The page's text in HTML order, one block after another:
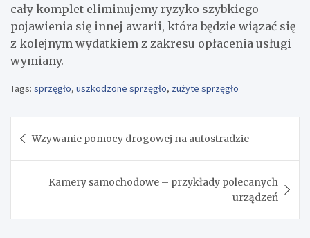
cały komplet eliminujemy ryzyko szybkiego
pojawienia się innej awarii, która będzie wiązać się
z kolejnym wydatkiem z zakresu opłacenia usługi
wymiany.
Tags: sprzęgło, uszkodzone sprzęgło, zużyte sprzęgło
wpisu
Wzywanie pomocy drogowej na autostradzie
Kamery samochodowe – przykłady polecanych
urządzeń